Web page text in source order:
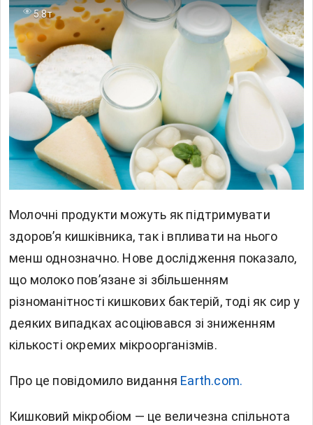
5.8т
Молочні продукти можуть як підтримувати
здоров’я кишківника, так і впливати на нього
менш однозначно. Нове дослідження показало,
що молоко пов’язане зі збільшенням
різноманітності кишкових бактерій, тоді як сир у
деяких випадках асоціювався зі зниженням
кількості окремих мікроорганізмів.
Про це повідомило видання Earth.com.
Кишковий мікробіом — це величезна спільнота